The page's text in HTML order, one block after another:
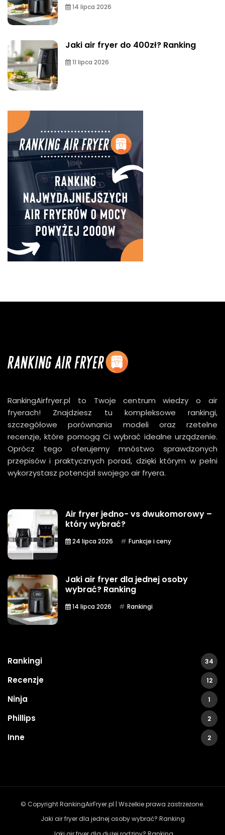
14 lipca 2026
Jaki air fryer do 400zł? Ranking
11 lipca 2026
RankingAirfryer.pl to Twoje centrum wiedzy o air
fryerach! Znajdziesz tu kompleksowe rankingi,
szczegółowe porównania modeli oraz rzetelne
recenzje, które pomogą Ci wybrać idealne urządzenie.
Oprócz tego oferujemy mnóstwo sprawdzonych
przepisów i praktycznych porad, dzięki którym w pełni
wykorzystasz potencjał swojego air fryera.
Air fryer jedno- vs dwukomorowy –
który wybrać?
24 lipca 2026 Funkcje i ceny
Jaki air fryer dla jednej osoby
wybrać? Ranking
14 lipca 2026 Rankingi
Rankingi 34
Recenzje 12
Ninja 1
Phillips 2
Inne 2
© Copyright RankingAirFryer.pl | Wszelkie prawa zastrzeżone.
Jaki air fryer dla jednej osoby wybrać? Ranking